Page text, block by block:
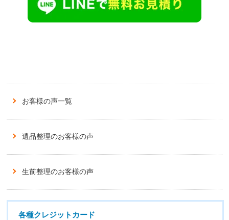
お客様の声一覧
遺品整理のお客様の声
生前整理のお客様の声
各種クレジットカード